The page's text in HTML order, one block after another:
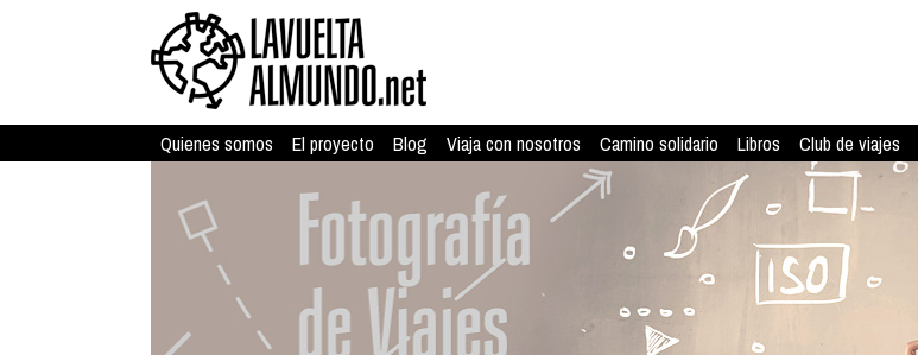
Quienes somos El proyecto Blog Viaja con nosotros Camino solidario Libros Club de viajes